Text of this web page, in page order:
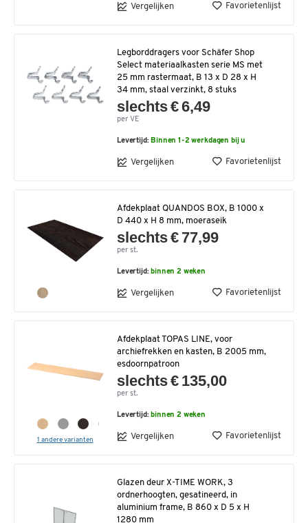
Vergelijken Favorietenlijst
Legborddragers voor Schäfer Shop
Select materiaalkasten serie MS met
25 mm rastermaat, B 13 x D 28 x H
34 mm, staal verzinkt, 8 stuks
slechts € 6,49
per VE
Levertijd:Binnen 1-2 werkdagen bij u
Vergelijken Favorietenlijst
Afdekplaat QUANDOS BOX, B 1000 x
D 440 x H 8 mm, moeraseik
slechts € 77,99
per st.
Levertijd:binnen 2 weken
Vergelijken Favorietenlijst
1 andere varianten
Afdekplaat TOPAS LINE, voor
archiefrekken en kasten, B 2005 mm,
esdoornpatroon
slechts € 135,00
per st.
Levertijd:binnen 2 weken
Vergelijken Favorietenlijst
Glazen deur X-TIME WORK, 3
ordnerhoogten, gesatineerd, in
aluminium frame, B 860 x D 5 x H
1280 mm